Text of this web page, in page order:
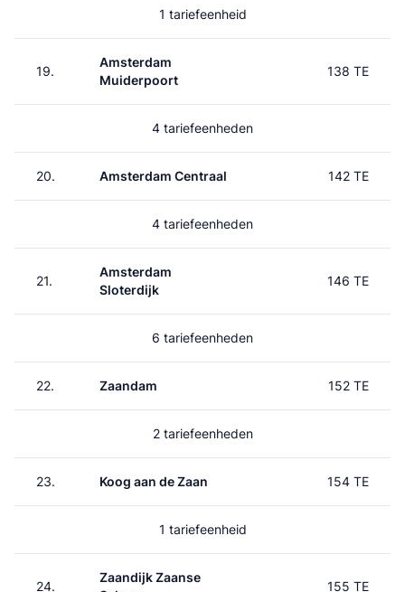
1 tariefeenheid
19.
Amsterdam
Muiderpoort
138 TE
4 tariefeenheden
20. Amsterdam Centraal 142 TE
4 tariefeenheden
21.
Amsterdam
Sloterdijk
146 TE
6 tariefeenheden
22. Zaandam 152 TE
2 tariefeenheden
23. Koog aan de Zaan 154 TE
1 tariefeenheid
24.
Zaandijk Zaanse
155 TE